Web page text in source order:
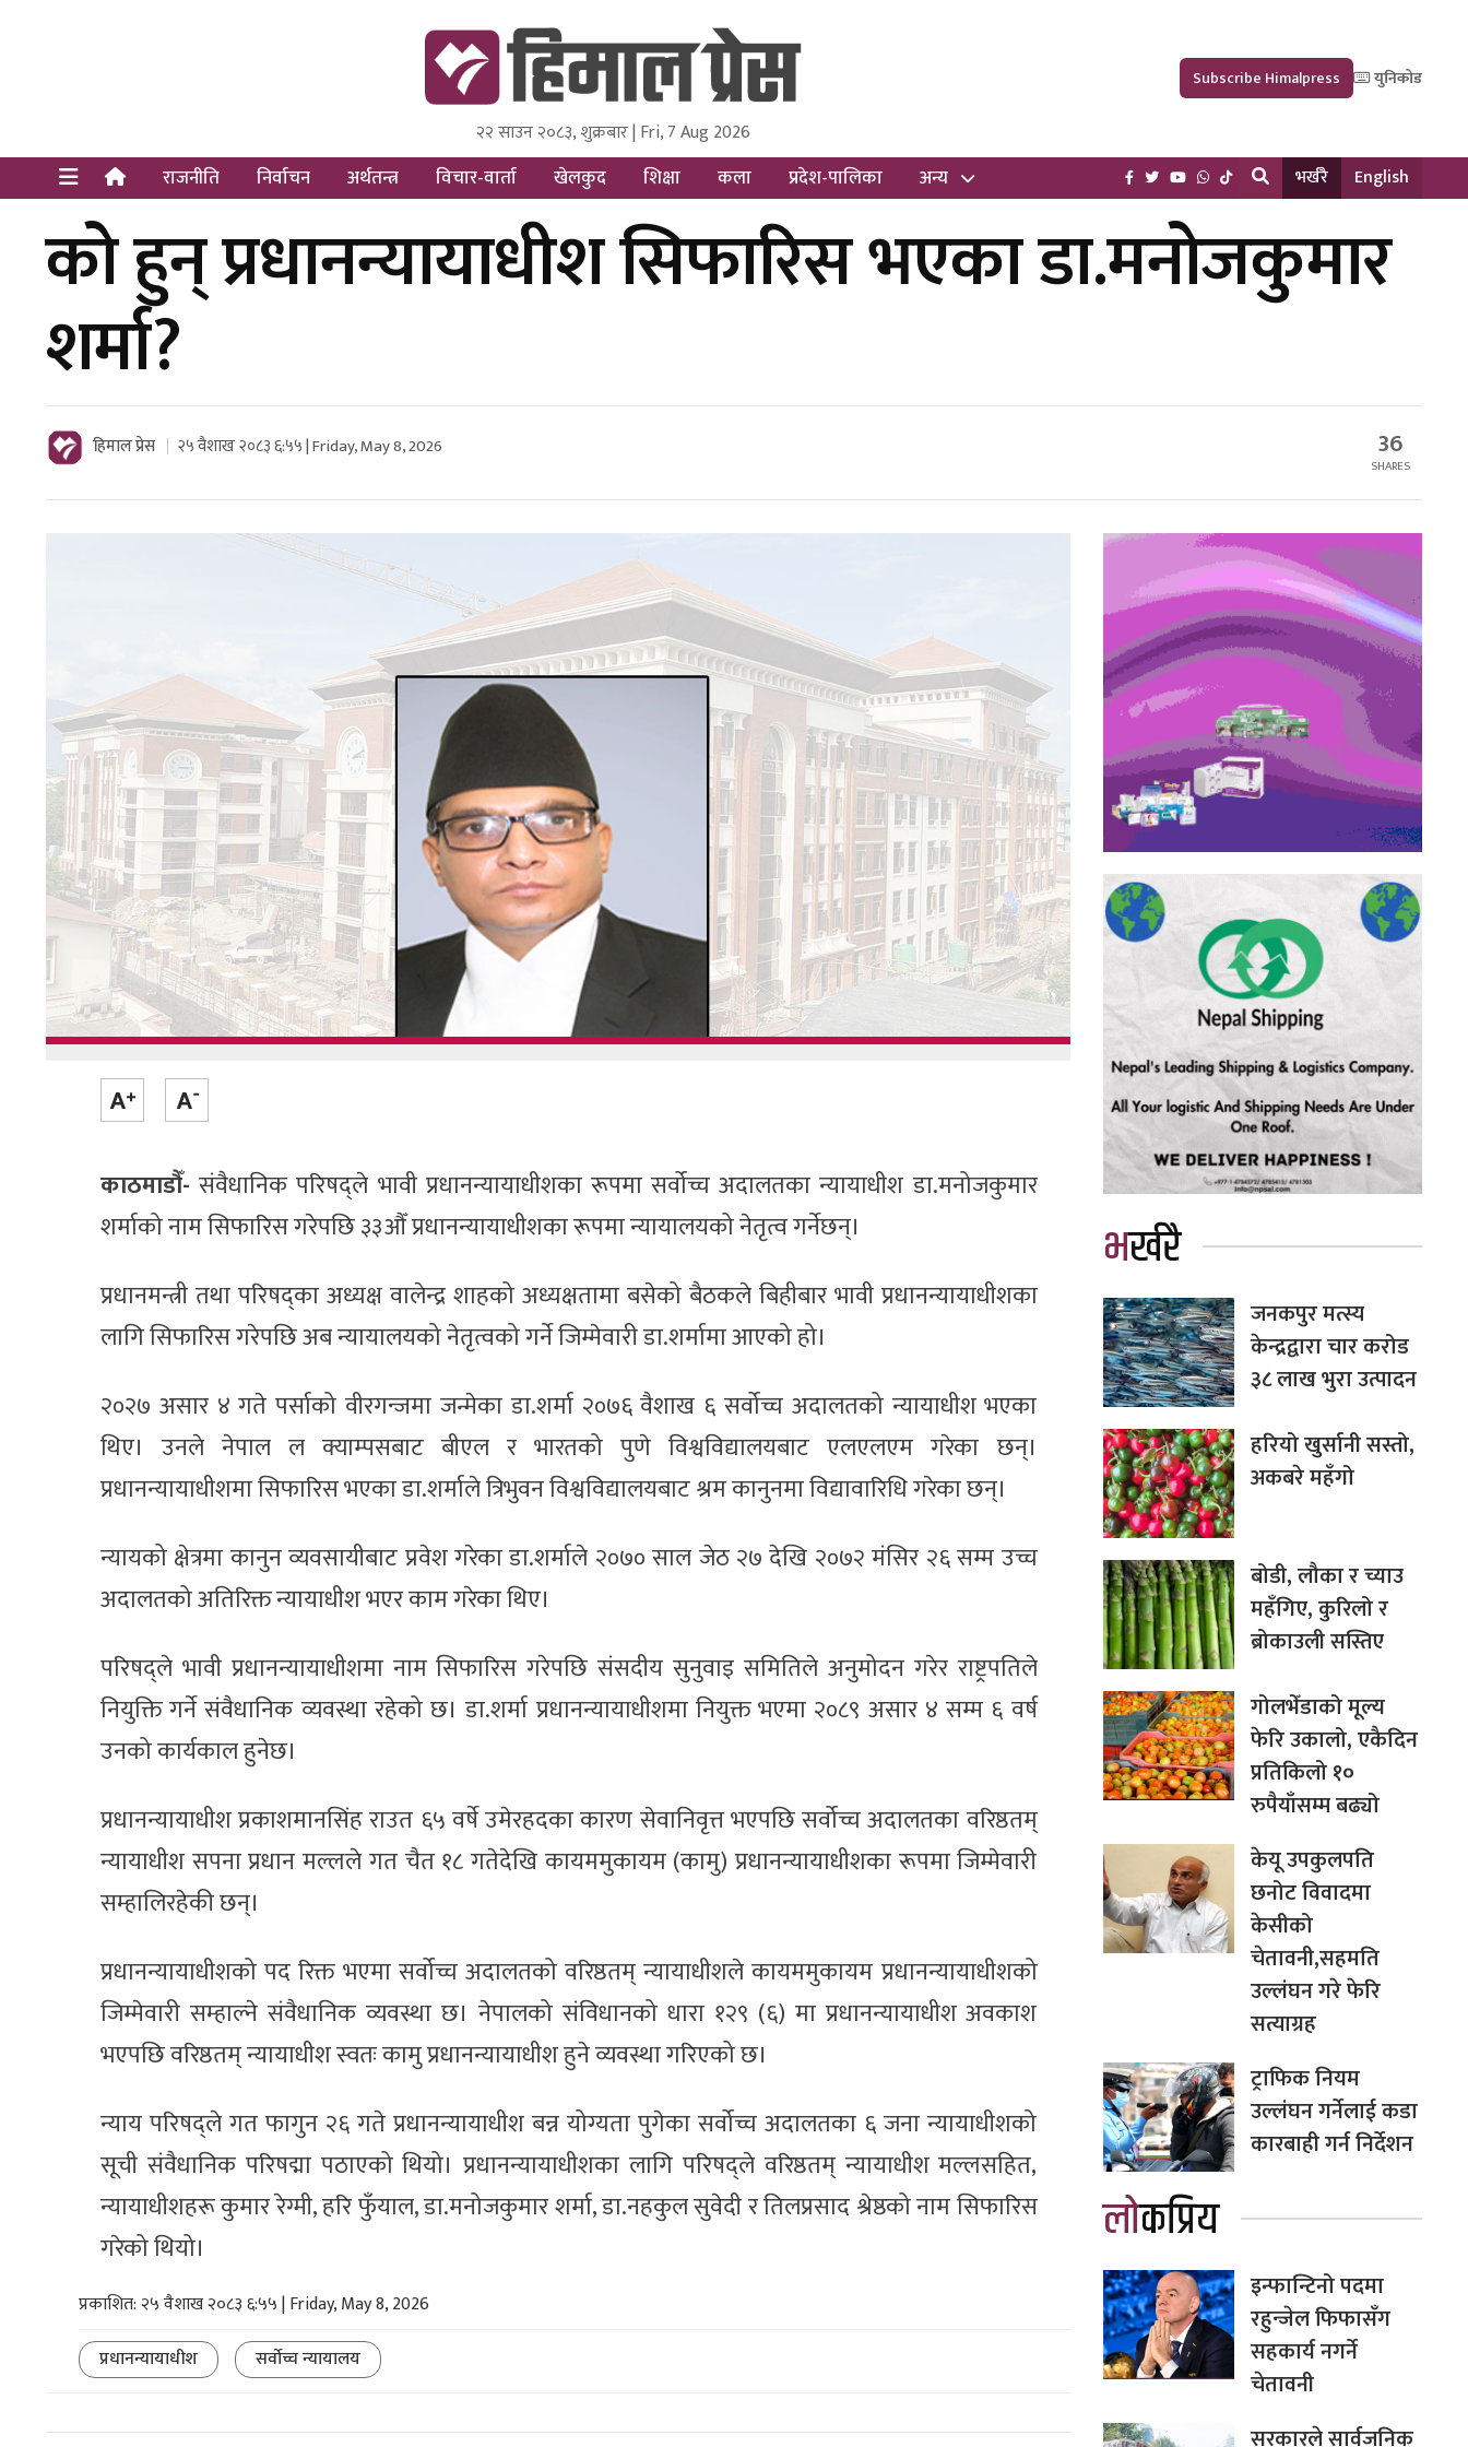
Himal Press
Dot NewsyNepal Media and Research Pvt Ltd.
२२ साउन २०८३, शुक्रबार | Fri, 7 Aug 2026
Subscribe Himalpress युनिकोड
राजनीति निर्वाचन अर्थतन्त्र विचार-वार्ता खेलकुद शिक्षा कला प्रदेश-पालिका अन्य भर्खरै English
को हुन् प्रधानन्यायाधीश सिफारिस भएका डा.मनोजकुमार
शर्मा?
हिमाल प्रेस २५ वैशाख २०८३ ६:५५ | Friday, May 8, 2026 36
SHARES
काठमाडौँ-संवैधानिक परिषद्ले भावी प्रधानन्यायाधीशका रूपमा सर्वोच्च अदालतका न्यायाधीश डा.मनोजकुमार
शर्माको नाम सिफारिस गरेपछि ३३औँ प्रधानन्यायाधीशका रूपमा न्यायालयको नेतृत्व गर्नेछन्।
प्रधानमन्त्री तथा परिषद्का अध्यक्ष वालेन्द्र शाहको अध्यक्षतामा बसेको बैठकले बिहीबार भावी प्रधानन्यायाधीशका
लागि सिफारिस गरेपछि अब न्यायालयको नेतृत्वको गर्ने जिम्मेवारी डा.शर्मामा आएको हो।
२०२७ असार ४ गते पर्साको वीरगन्जमा जन्मेका डा.शर्मा २०७६ वैशाख ६ सर्वोच्च अदालतको न्यायाधीश भएका
थिए। उनले नेपाल ल क्याम्पसबाट बीएल र भारतको पुणे विश्वविद्यालयबाट एलएलएम गरेका छन्।
प्रधानन्यायाधीशमा सिफारिस भएका डा.शर्माले त्रिभुवन विश्वविद्यालयबाट श्रम कानुनमा विद्यावारिधि गरेका छन्।
न्यायको क्षेत्रमा कानुन व्यवसायीबाट प्रवेश गरेका डा.शर्माले २०७० साल जेठ २७ देखि २०७२ मंसिर २६ सम्म उच्च
अदालतको अतिरिक्त न्यायाधीश भएर काम गरेका थिए।
परिषद्ले भावी प्रधानन्यायाधीशमा नाम सिफारिस गरेपछि संसदीय सुनुवाइ समितिले अनुमोदन गरेर राष्ट्रपतिले
नियुक्ति गर्ने संवैधानिक व्यवस्था रहेको छ। डा.शर्मा प्रधानन्यायाधीशमा नियुक्त भएमा २०८९ असार ४ सम्म ६ वर्ष
उनको कार्यकाल हुनेछ।
प्रधानन्यायाधीश प्रकाशमानसिंह राउत ६५ वर्षे उमेरहदका कारण सेवानिवृत्त भएपछि सर्वोच्च अदालतका वरिष्ठतम्
न्यायाधीश सपना प्रधान मल्लले गत चैत १८ गतेदेखि कायममुकायम (कामु) प्रधानन्यायाधीशका रूपमा जिम्मेवारी
सम्हालिरहेकी छन्।
प्रधानन्यायाधीशको पद रिक्त भएमा सर्वोच्च अदालतको वरिष्ठतम् न्यायाधीशले कायममुकायम प्रधानन्यायाधीशको
जिम्मेवारी सम्हाल्ने संवैधानिक व्यवस्था छ। नेपालको संविधानको धारा १२९ (६) मा प्रधानन्यायाधीश अवकाश
भएपछि वरिष्ठतम् न्यायाधीश स्वतः कामु प्रधानन्यायाधीश हुने व्यवस्था गरिएको छ।
न्याय परिषद्ले गत फागुन २६ गते प्रधानन्यायाधीश बन्न योग्यता पुगेका सर्वोच्च अदालतका ६ जना न्यायाधीशको
सूची संवैधानिक परिषद्मा पठाएको थियो। प्रधानन्यायाधीशका लागि परिषद्ले वरिष्ठतम् न्यायाधीश मल्लसहित,
न्यायाधीशहरू कुमार रेग्मी, हरि फुँयाल, डा.मनोजकुमार शर्मा, डा.नहकुल सुवेदी र तिलप्रसाद श्रेष्ठको नाम सिफारिस
गरेको थियो।
प्रकाशित: २५ वैशाख २०८३ ६:५५ | Friday, May 8, 2026
प्रधानन्यायाधीश
सर्वाेच्च न्यायालय
भर्खरै
जनकपुर मत्स्य
केन्द्रद्वारा चार करोड
३८ लाख भुरा उत्पादन
हरियो खुर्सानी सस्तो,
अकबरे महँगो
बोडी, लौका र च्याउ
महँगिए, कुरिलो र
ब्रोकाउली सस्तिए
गोलभेँडाको मूल्य
फेरि उकालो, एकैदिन
प्रतिकिलो १०
रुपैयाँसम्म बढ्यो
केयू उपकुलपति
छनोट विवादमा
केसीको
चेतावनी,सहमति
उल्लंघन गरे फेरि
सत्याग्रह
ट्राफिक नियम
उल्लंघन गर्नेलाई कडा
कारबाही गर्न निर्देशन
लोकप्रिय
इन्फान्टिनो पदमा
रहुन्जेल फिफासँग
सहकार्य नगर्ने
चेतावनी
सरकारले सार्वजनिक